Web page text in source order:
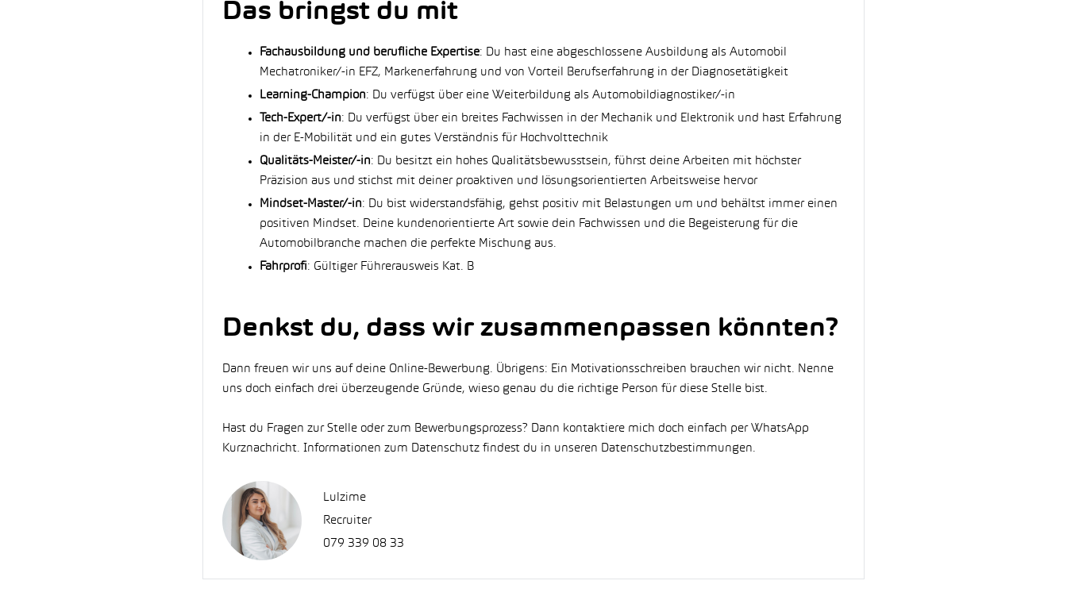
Das bringst du mit
Fachausbildung und berufliche Expertise: Du hast eine abgeschlossene Ausbildung als Automobil
Mechatroniker/-in EFZ, Markenerfahrung und von Vorteil Berufserfahrung in der Diagnosetätigkeit
Learning-Champion: Du verfügst über eine Weiterbildung als Automobildiagnostiker/-in
Tech-Expert/-in: Du verfügst über ein breites Fachwissen in der Mechanik und Elektronik und hast Erfahrung
in der E-Mobilität und ein gutes Verständnis für Hochvolttechnik
Qualitäts-Meister/-in: Du besitzt ein hohes Qualitätsbewusstsein, führst deine Arbeiten mit höchster
Präzision aus und stichst mit deiner proaktiven und lösungsorientierten Arbeitsweise hervor
Mindset-Master/-in: Du bist widerstandsfähig, gehst positiv mit Belastungen um und behältst immer einen
positiven Mindset. Deine kundenorientierte Art sowie dein Fachwissen und die Begeisterung für die
Automobilbranche machen die perfekte Mischung aus.
Fahrprofi: Gültiger Führerausweis Kat. B
Denkst du, dass wir zusammenpassen könnten?
Dann freuen wir uns auf deine Online-Bewerbung. Übrigens: Ein Motivationsschreiben brauchen wir nicht. Nenne
uns doch einfach drei überzeugende Gründe, wieso genau du die richtige Person für diese Stelle bist.
Hast du Fragen zur Stelle oder zum Bewerbungsprozess? Dann kontaktiere mich doch einfach per WhatsApp
Kurznachricht. Informationen zum Datenschutz findest du in unseren Datenschutzbestimmungen.
Lulzime
Recruiter
079 339 08 33